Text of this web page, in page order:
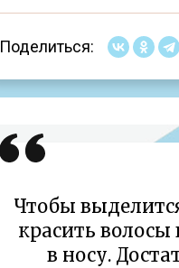
Поделиться:
Чтобы
красить волосы
в носу.